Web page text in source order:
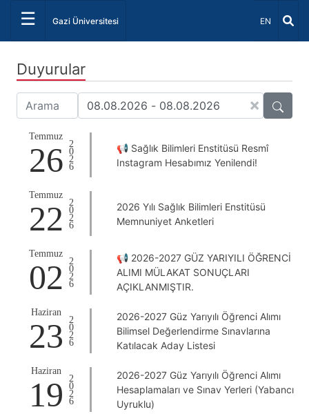
☰ Gazi Üniversitesi Dil Seçiniz
EN
Duyurular
×
Temmuz
26 2026
📢 Sağlık Bilimleri Enstitüsü Resmî
Instagram Hesabımız Yenilendi!
Temmuz
22 2026
2026 Yılı Sağlık Bilimleri Enstitüsü
Memnuniyet Anketleri
Temmuz
02 2026
📢 2026-2027 GÜZ YARIYILI ÖĞRENCİ
ALIMI MÜLAKAT SONUÇLARI
AÇIKLANMIŞTIR.
Haziran
23 2026
2026-2027 Güz Yarıyılı Öğrenci Alımı
Bilimsel Değerlendirme Sınavlarına
Katılacak Aday Listesi
Haziran
19 2026
2026-2027 Güz Yarıyılı Öğrenci Alımı
Hesaplamaları ve Sınav Yerleri (Yabancı
Uyruklu)